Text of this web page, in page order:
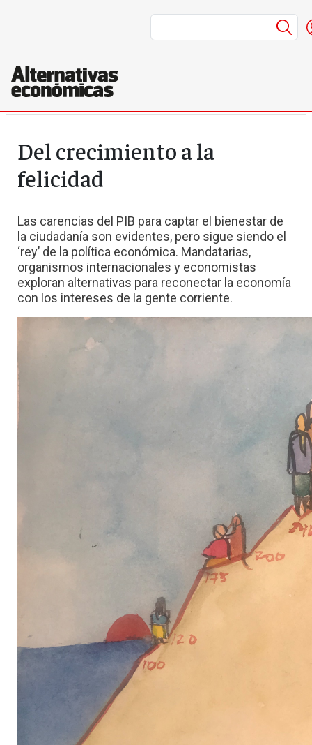
Del crecimiento a la
felicidad
Las carencias del PIB para captar el bienestar de
la ciudadanía son evidentes, pero sigue siendo el
‘rey’ de la política económica. Mandatarias,
organismos internacionales y economistas
exploran alternativas para reconectar la economía
con los intereses de la gente corriente.